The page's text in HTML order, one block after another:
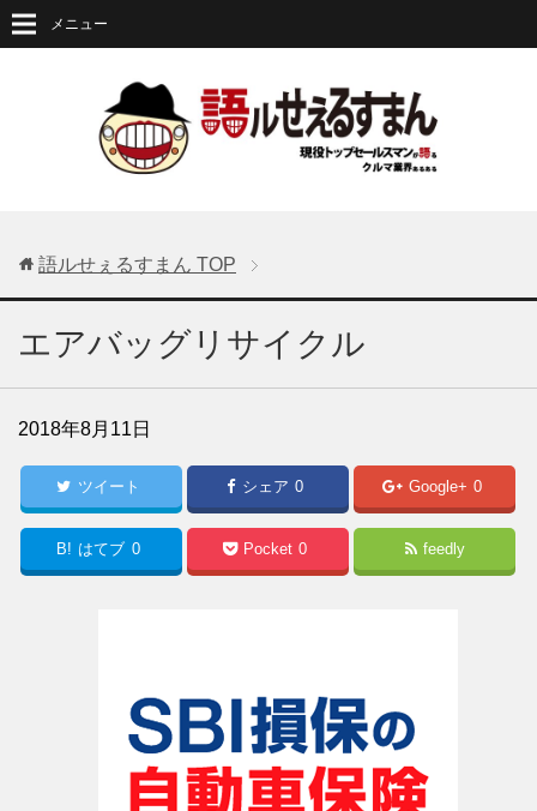
メニュー
語ルせぇるすまん TOP
エアバッグリサイクル
2018年8月11日
ツイート シェア 0 Google+ 0
B! はてブ 0 Pocket 0 feedly